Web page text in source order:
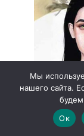
Мы
нашего сайта.
будем
Ок